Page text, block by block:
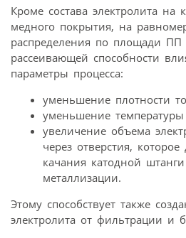
Кроме состава электролита на
медного покрытия, на
распределения по площади
рассеивающей способности
параметры процесса:
уменьшение плотности
уменьшение температуры
увеличение объема
через отверстия, которое
качания катодной
металлизации.
Этому способствует также
электролита от фильтрации и